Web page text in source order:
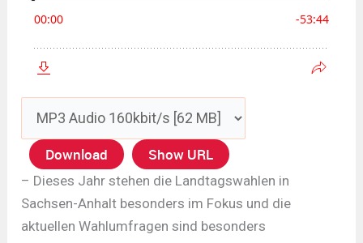
Download Show URL
– Dieses Jahr stehen die Landtagswahlen in
Sachsen-Anhalt besonders im Fokus und die
aktuellen Wahlumfragen sind besonders